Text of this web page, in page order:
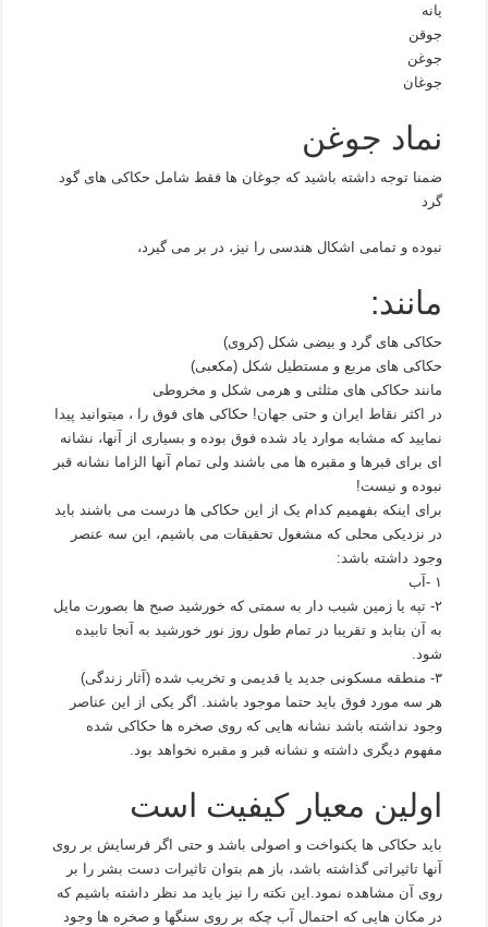
یانه
جوقن
جوغن
جوغان
نماد جوغن
ضمنا توجه داشته باشید که جوغان ها فقط شامل حکاکی های گود
گرد
نبوده و تمامی اشکال هندسی را نیز، در بر می گیرد،
مانند:
حکاکی های گرد و بیضی شکل (کروی)
حکاکی های مربع و مستطیل شکل (مکعبی)
مانند حکاکی های مثلثی و هرمی شکل و مخروطی
در اکثر نقاط ایران و حتی جهان! حکاکی های فوق را ، میتوانید پیدا
نمایید که مشابه موارد یاد شده فوق بوده و بسیاری از آنها، نشانه
ای برای قبرها و مقبره ها می باشند ولی تمام آنها الزاما نشانه قبر
نبوده و نیست!
برای اینکه بفهمیم کدام یک از این حکاکی ها درست می باشند باید
در نزدیکی محلی که مشغول تحقیقات می باشیم، این سه عنصر
وجود داشته باشد:
۱ -آب
۲- تپه یا زمین شیب دار به سمتی که خورشید صبح ها بصورت مایل
به آن بتابد و تقریبا در تمام طول روز نور خورشید به آنجا تابیده
شود.
۳- منطقه مسکونی جدید یا قدیمی و تخریب شده (آثار زندگی)
هر سه مورد فوق باید حتما موجود باشند. اگر یکی از این عناصر
وجود نداشته باشد نشانه هایی که روی صخره ها حکاکی شده
مفهوم دیگری داشته و نشانه قبر و مقبره نخواهد بود.
اولین معیار کیفیت است
باید حکاکی ها یکنواخت و اصولی باشد و حتی اگر فرسایش بر روی
آنها تاثیراتی گذاشته باشد، باز هم بتوان تاثیرات دست بشر را بر
روی آن مشاهده نمود.این نکته را نیز باید مد نظر داشته باشیم که
در مکان هایی که احتمال آب چکه بر روی سنگها و صخره ها وجود